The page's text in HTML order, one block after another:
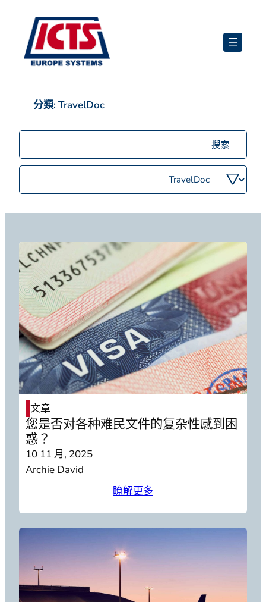
分類: TravelDoc
搜
職
依
類
文章
您是否对各种难民文件的复杂性感到困
惑？
10 11 月, 2025
Archie David
瞭解更多